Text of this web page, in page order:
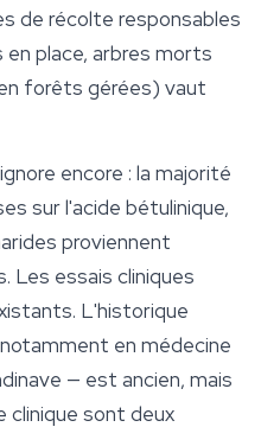
de récolte responsables
place, arbres morts
forêts gérées) vaut
encore : la majorité
sur l'acide bétulinique,
proviennent
Les essais cliniques
L'historique
en médecine
— est ancien, mais
clinique sont deux